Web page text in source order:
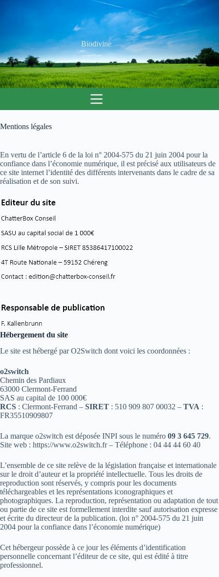
Biodivine
Mentions légales
En vertu de l’article 6 de la loi n° 2004-575 du 21 juin 2004 pour la
confiance dans l’économie numérique, il est précisé aux utilisateurs de
ce site internet l’identité des différents intervenants dans le cadre de sa
réalisation et de son suivi.
Hébergement du site
Le site est hébergé par O2Switch dont voici les coordonnées :
o2switch
Chemin des Pardiaux
63000 Clermont-Ferrand
SAS au capital de 100 000€
RCS : Clermont-Ferrand – SIRET : 510 909 807 00032 – TVA :
FR35510909807
La marque o2switch est déposée INPI sous le numéro 09 3 645 729.
Site web : https://www.o2switch.fr – Téléphone : 04 44 44 60 40
L’ensemble de ce site relève de la législation française et internationale
sur le droit d’auteur et la propriété intellectuelle. Tous les droits de
reproduction sont réservés, y compris pour les documents
téléchargeables et les représentations iconographiques et
photographiques. La reproduction, représentation ou adaptation de tout
ou partie de ce site est formellement interdite sauf autorisation expresse
et écrite du directeur de la publication. (loi n° 2004-575 du 21 juin
2004 pour la confiance dans l’économie numérique)
Cet hébergeur possède à ce jour les éléments d’identification
personnelle concernant l’éditeur de ce site, qui est édité à titre
professionnel.